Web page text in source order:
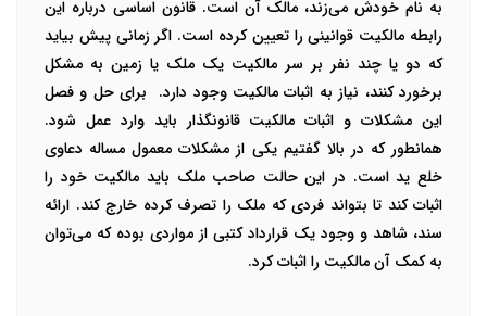
به نام خودش می‌زند، مالک آن است. قانون اساسی درباره این
رابطه مالکیت قوانینی را تعیین کرده است. اگر زمانی پیش بیاید
که دو یا چند نفر بر سر مالکیت یک ملک یا زمین به مشکل
برخورد کنند، نیاز به اثبات مالکیت وجود دارد. برای حل و فصل
این مشکلات و اثبات مالکیت قانونگذار باید وارد عمل شود.
همانطور که در بالا گفتیم یکی از مشکلات معمول مساله دعاوی
خلع ید است. در این حالت صاحب ملک باید مالکیت خود را
اثبات کند تا بتواند فردی که ملک را تصرف کرده خارج کند. ارائه
سند، شاهد و وجود یک قرارداد کتبی از مواردی بوده که می‌توان
به کمک آن مالکیت را اثبات کرد.